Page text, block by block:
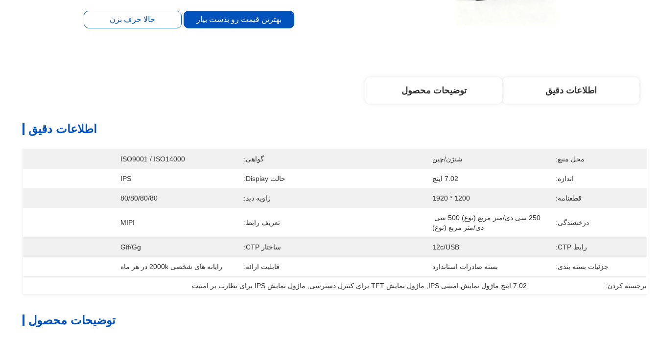
بهترین قیمت رو بدست بیار حالا حرف بزن
اطلاعات دقیق توضیحات محصول
اطلاعات دقیق
محل منبع: شنژن/چین گواهی: ISO9001 / ISO14000
اندازه: 7.02 اینچ حالت Dispiay: IPS
قطعنامه: 1200 * 1920 زاویه دید: 80/80/80/80
درخشندگی:
دی/متر مربع (نوع)
تعریف رابط: MIPI
رابط CTP: 12c/USB ساختار CTP: Gff/gg
جزئیات بسته بندی: بسته صادرات استاندارد قابلیت ارائه: رایانه های شخصی 2000k در هر ماه
برجسته کردن: 7.02 اینچ ماژول نمایش امنیتی IPS ماژول نمایش TFT برای کنترل دسترسی ماژول نمایش IPS برای نظارت بر امنیت
توضیحات محصول